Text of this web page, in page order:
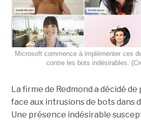
Microsoft commence à implémenter ces
contre les bots indésirables.
La firme de Redmond a décidé de
face aux intrusions de bots dans
Une présence indésirable